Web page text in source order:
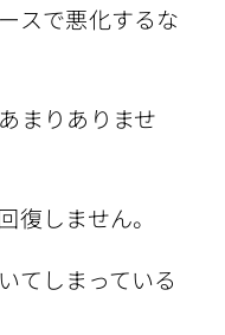
スで悪化するな
まりありませ
復しません。
てしまっている